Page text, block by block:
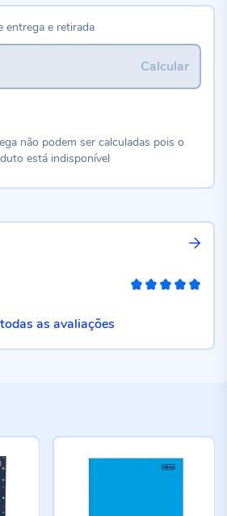
as avaliações
entrega e retirada
Calcular
não podem ser calculadas pois o
está indisponível